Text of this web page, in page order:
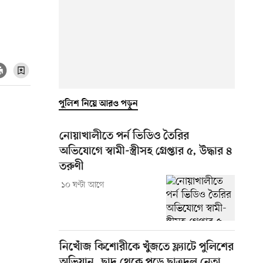
পুলিশ নিয়ে আরও পড়ুন
নোয়াখালীতে পর্ন ভিডিও তৈরির
অভিযোগে স্বামী-স্ত্রীসহ গ্রেপ্তার ৫, উদ্ধার ৪
তরুণী
১০ ঘণ্টা আগে
নিখোঁজ কিশোরীকে খুঁজতে ফ্ল্যাটে পুলিশের